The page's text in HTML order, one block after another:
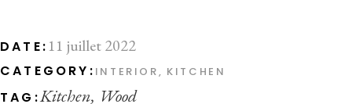
DATE: 11 juillet 2022
CATEGORY: INTERIOR KITCHEN
TAG:Kitchen Wood